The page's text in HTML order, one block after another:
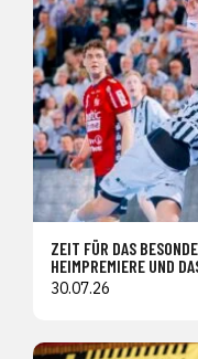
ZEIT FÜR DAS
HEIMPREMIERE UND
30.07.26